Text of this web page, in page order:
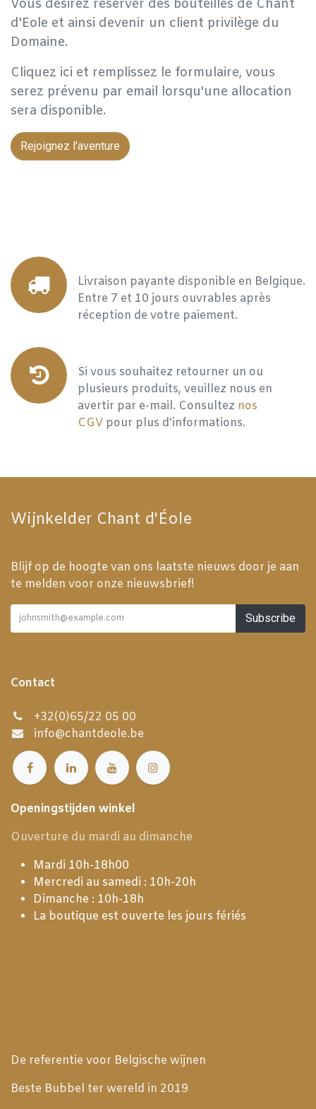
Vous désirez réserver des bouteilles de Chant
d'Eole et ainsi devenir un client privilège du
Domaine.
Cliquez ici et remplissez le formulaire, vous
serez prévenu par email lorsqu'une allocation
sera disponible.
Rejoignez l'aventure
Livraison payante disponible en Belgique.
Entre 7 et 10 jours ouvrables après
réception de votre paiement.
Si vous souhaitez retourner un ou
plusieurs produits, veuillez nous en
avertir par e-mail. Consultez nos
CGV pour plus d'informations.
Wijnkelder Chant d'Éole
Blijf op de hoogte van ons laatste nieuws door je aan
te melden voor onze nieuwsbrief!
Subscribe
Contact
+32(0)65/22 05 00
info@chantdeole.be
Openingstijden winkel
Ouverture du mardi au dimanche
Mardi 10h-18h00
Mercredi au samedi : 10h-20h
Dimanche : 10h-18h
La boutique est ouverte les jours fériés
De referentie voor Belgische wijnen
Beste Bubbel ter wereld in 2019